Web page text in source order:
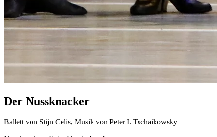
Der Nussknacker
Ballett von Stijn Celis, Musik von Peter I. Tschaikowsky